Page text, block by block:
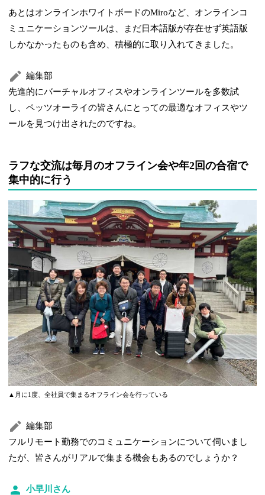
あとはオンラインホワイトボードのMiroなど、オンラインコ
ミュニケーションツールは、まだ日本語版が存在せず英語版
しかなかったものも含め、積極的に取り入れてきました。
編集部
先進的にバーチャルオフィスやオンラインツールを多数試
し、ペッツオーライの皆さんにとっての最適なオフィスやツ
ールを見つけ出されたのですね。
ラフな交流は毎月のオフライン会や年2回の合宿で
集中的に行う
▲月に1度、全社員で集まるオフライン会を行っている
編集部
フルリモート勤務でのコミュニケーションについて伺いまし
たが、皆さんがリアルで集まる機会もあるのでしょうか？
小早川さん